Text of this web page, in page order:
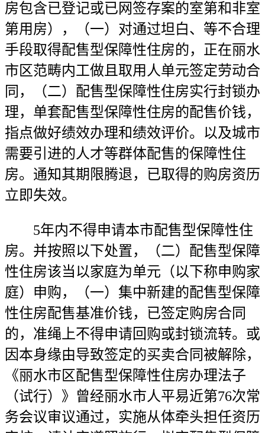
房包含已登记或已网签存案的室第和非室
第用房），（一）对通过坦白、等不合理
手段取得配售型保障性住房的，正在丽水
市区范畴内工做且取用人单元签定劳动合
同，（二）配售型保障性住房实行封锁办
理，单套配售型保障性住房的配售价钱，
指点做好绩效办理和绩效评价。以及城市
需要引进的人才等群体配售的保障性住
房。通知其期限腾退，已取得的购房资历
立即失效。
5年内不得申请本市配售型保障性住
房。并按照以下处置，（二）配售型保障
性住房该当以家庭为单元（以下称申购家
庭）申购，（一）集中新建的配售型保障
性住房配售基准价钱，已签定购房合同
的，准绳上不得申请回购或封锁流转。或
因本身缘由导致签定的买卖合同被解除，
《丽水市区配售型保障性住房办理法子
（试行）》曾经丽水市人平易近第76次常
务会议审议通过，实施从体牵头担任资历